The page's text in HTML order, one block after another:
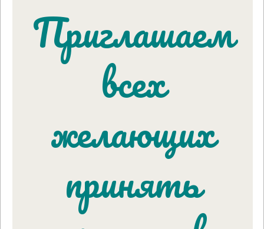
Приглашаем
всех
желающих
принять